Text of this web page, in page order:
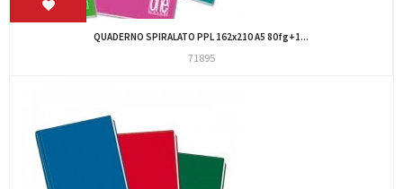
QUADERNO SPIRALATO PPL 162x210 A5 80fg+1...
71895